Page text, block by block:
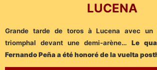
LUCENA
Grande tarde de toros à Lucena avec un
triomphal devant une demi-arène… Le
Fernando Peña a été honoré de la vuelta